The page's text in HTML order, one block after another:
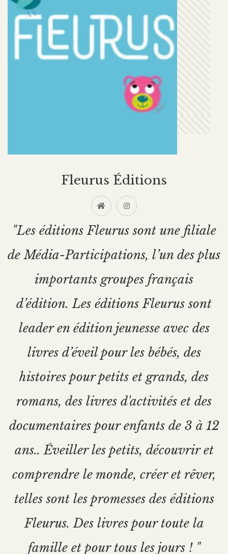
Fleurus Éditions
"Les éditions Fleurus sont une filiale
de Média-Participations, l’un des plus
importants groupes français
d’édition. Les éditions Fleurus sont
leader en édition jeunesse avec des
livres d’éveil pour les bébés, des
histoires pour petits et grands, des
romans, des livres d'activités et des
documentaires pour enfants de 3 à 12
ans.. Éveiller les petits, découvrir et
comprendre le monde, créer et rêver,
telles sont les promesses des éditions
Fleurus. Des livres pour toute la
famille et pour tous les jours ! "